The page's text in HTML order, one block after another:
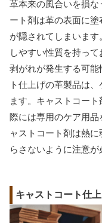
革本来の風合いを損
ート剤は革の表面に
が隠されてしまいま
しやすい性質を持っ
剥がれが発生する可
ト仕上げの革製品は
ます。キャストコー
際には専用のケア用
ャストコート剤は熱
らさないように注意が
キャストコート仕